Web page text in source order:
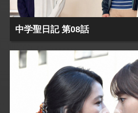
中学聖日記 第08話